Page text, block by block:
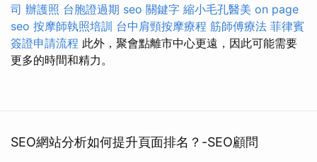
司 辦護照 台胞證過期 seo 關鍵字 縮小毛孔醫美 on page
seo 按摩師執照培訓 台中肩頸按摩療程 筋師傅療法 菲律賓
簽證申請流程 此外，聚會點離市中心更遠，因此可能需要
更多的時間和精力。
SEO網站分析如何提升頁面排名？-SEO顧問